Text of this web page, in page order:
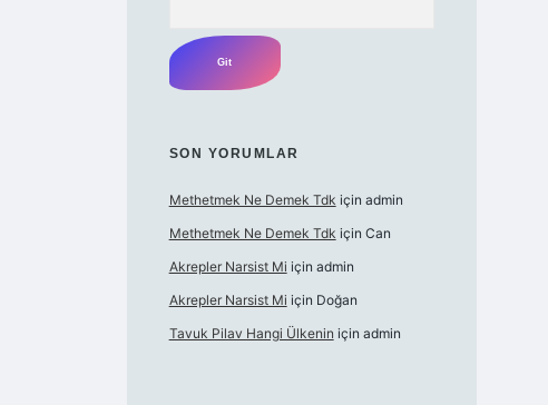
SON YORUMLAR
Methetmek Ne Demek Tdk için admin
Methetmek Ne Demek Tdk için Can
Akrepler Narsist Mi için admin
Akrepler Narsist Mi için Doğan
Tavuk Pilav Hangi Ülkenin için admin